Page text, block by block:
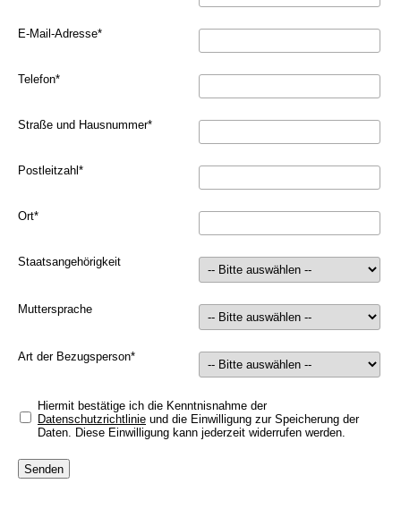
E-Mail-Adresse*
Telefon*
Straße und Hausnummer*
Postleitzahl *
Ort*
Staatsangehörigkeit
Muttersprache
Art der Bezugsperson*
Hiermit bestätige ich die Kenntnisnahme der
Datenschutzrichtlinie und die Einwilligung zur Speicherung der
Daten. Diese Einwilligung kann jederzeit widerrufen werden.
Senden